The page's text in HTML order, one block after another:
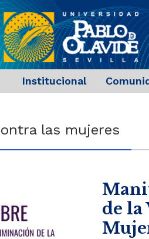
Institucional
las mujeres
de la